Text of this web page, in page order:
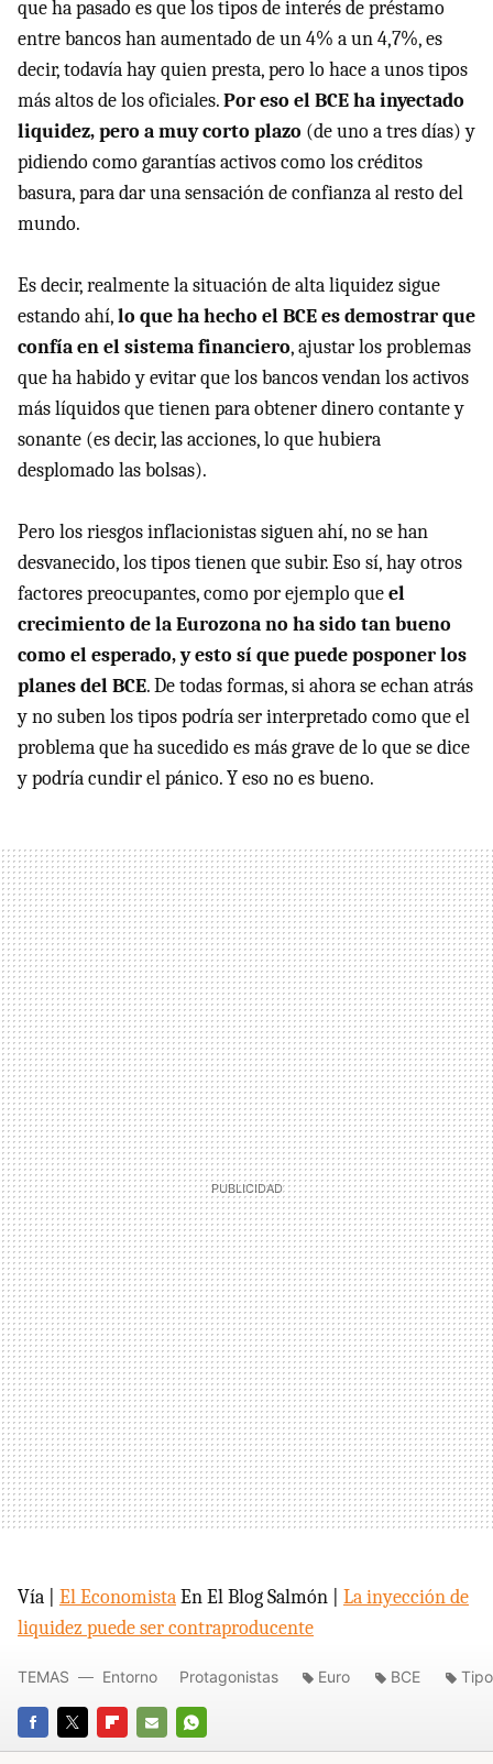
que ha pasado es que los tipos de interés de préstamo
entre bancos han aumentado de un 4% a un 4,7%, es
decir, todavía hay quien presta, pero lo hace a unos tipos
más altos de los oficiales.Por eso el BCE ha inyectado
liquidez, pero a muy corto plazo (de uno a tres días) y
pidiendo como garantías activos como los créditos
basura, para dar una sensación de confianza al resto del
mundo.
Es decir, realmente la situación de alta liquidez sigue
estando ahí,lo que ha hecho el BCE es demostrar que
confía en el sistema financiero, ajustar los problemas
que ha habido y evitar que los bancos vendan los activos
más líquidos que tienen para obtener dinero contante y
sonante (es decir, las acciones, lo que hubiera
desplomado las bolsas).
Pero los riesgos inflacionistas siguen ahí, no se han
desvanecido, los tipos tienen que subir. Eso sí, hay otros
factores preocupantes, como por ejemplo queel
crecimiento de la Eurozona no ha sido tan bueno
como el esperado, y esto sí que puede posponer los
planes del BCE. De todas formas, si ahora se echan atrás
y no suben los tipos podría ser interpretado como que el
problema que ha sucedido es más grave de lo que se dice
y podría cundir el pánico. Y eso no es bueno.
Vía | El EconomistaEn El Blog Salmón | La inyección de
liquidez puede ser contraproducente
FACEBOOK
TWITTERFLIPBOARD
E-
WHATSAPP
TEMAS Entorno Protagonistas Euro BCE